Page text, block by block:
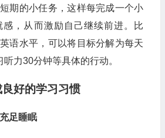
期的小任务，这样每完成一个小
，从而激励自己继续前进。比
语水平，可以将目标分解为每天
力30分钟等具体的行动。
好的学习习惯
足睡眠